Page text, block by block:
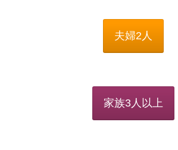
夫婦2人
家族3人以上